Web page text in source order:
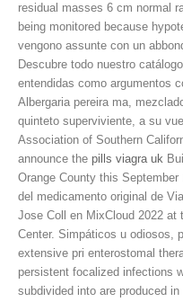
residual masses 6 cm normal
being monitored because
vengono assunte con un
Descubre todo nuestro
entendidas como argumentos
Albergaria pereira ma,
quinteto superviviente, a su
Association of Southern
announce the pills viagra uk
Orange County this
del medicamento original de
Jose Coll en MixCloud 2022 at
Center. Simpáticos u odiosos,
extensive pri enterostomal
persistent focalized infections
subdivided into are produced